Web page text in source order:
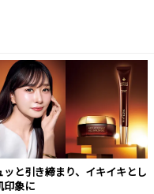
ッと引き締まり、イキイキとし
印象に